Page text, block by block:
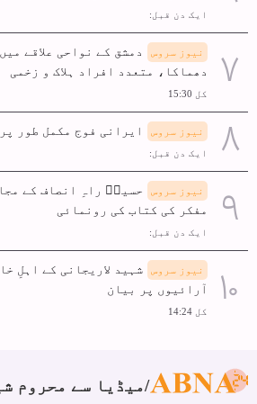
ایک دن قبل:
نیوز سروس
دمشق کے نواحی علاقے
دھماکا، متعدد افراد ہلاک و زخمی
کل 15:30
نیوز سروس ایرانی فوج مکمل طور
ایک دن قبل:
نیوز سروس
حسینؑ راہِ انصاف کے
مفکر کی کتاب کی رونمائی
ایک دن قبل:
نیوز سروس
شہید لاریجانی کے اہلِ
آرائیوں پر بیان
کل 14:24
میڈیا سے محروم